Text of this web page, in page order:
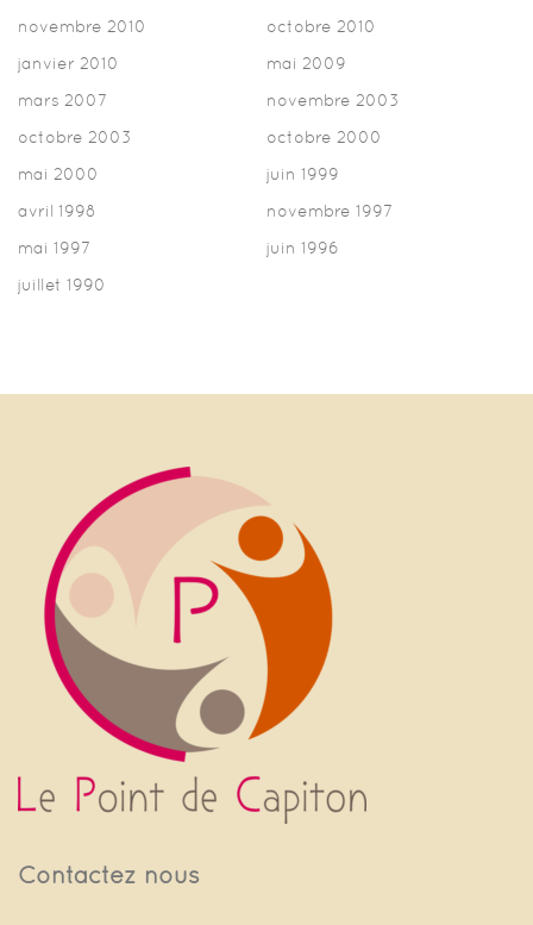
novembre 2010
octobre 2010
janvier 2010
mai 2009
mars 2007
novembre 2003
octobre 2003
octobre 2000
mai 2000
juin 1999
avril 1998
novembre 1997
mai 1997
juin 1996
juillet 1990
Contactez nous